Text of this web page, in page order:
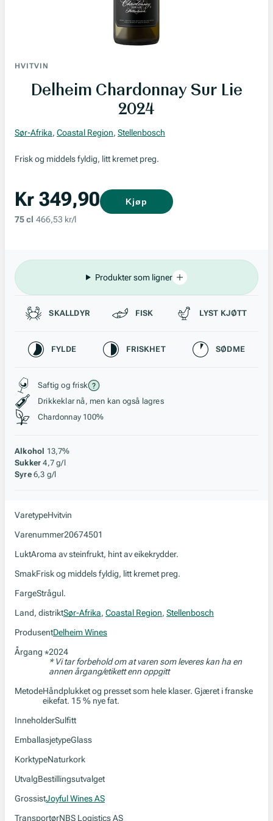
HVITVIN
Delheim Chardonnay Sur Lie
2024
Sør-Afrika, Coastal Region, Stellenbosch
Frisk og middels fyldig, litt kremet preg.
Kr 349,90
75 cl 466,53 kr/l
Kjøp
Produkter som ligner
Passer til
SKALLDYR FISK LYST KJØTT
Karakteristikk
FYLDE FRISKHET SØDME
Stil, lagring og råstoff
Saftig og frisk
Drikkeklar nå, men kan også lagres
Chardonnay 100%
Alkohol 13,7%
Sukker 4,7 g/l
Syre 6,3 g/l
VaretypeHvitvin
Varenummer20674501
LuktAroma av steinfrukt, hint av eikekrydder.
SmakFrisk og middels fyldig, litt kremet preg.
FargeStrågul.
Land, distriktSør-Afrika, Coastal Region, Stellenbosch
ProdusentDelheim Wines
Årgang *2024
* Vi tar forbehold om at varen som leveres kan ha en
annen årgang/etikett enn oppgitt
MetodeHåndplukket og presset som hele klaser. Gjæret i franske
eikefat. 15 % nye fat.
InneholderSulfitt
EmballasjetypeGlass
KorktypeNaturkork
UtvalgBestillingsutvalget
GrossistJoyful Wines AS
TransportørNBS Logistics AS